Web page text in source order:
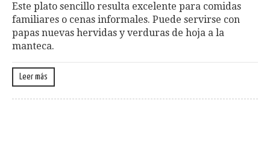
Este plato sencillo resulta excelente para comidas
familiares o cenas informales. Puede servirse con
papas nuevas hervidas y verduras de hoja a la
manteca.
Leer más